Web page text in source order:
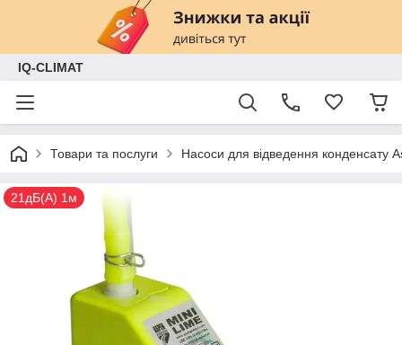
IQ-CLIMAT
Товари та послуги Насоси для відведення конденсату
21дБ(А) 1м